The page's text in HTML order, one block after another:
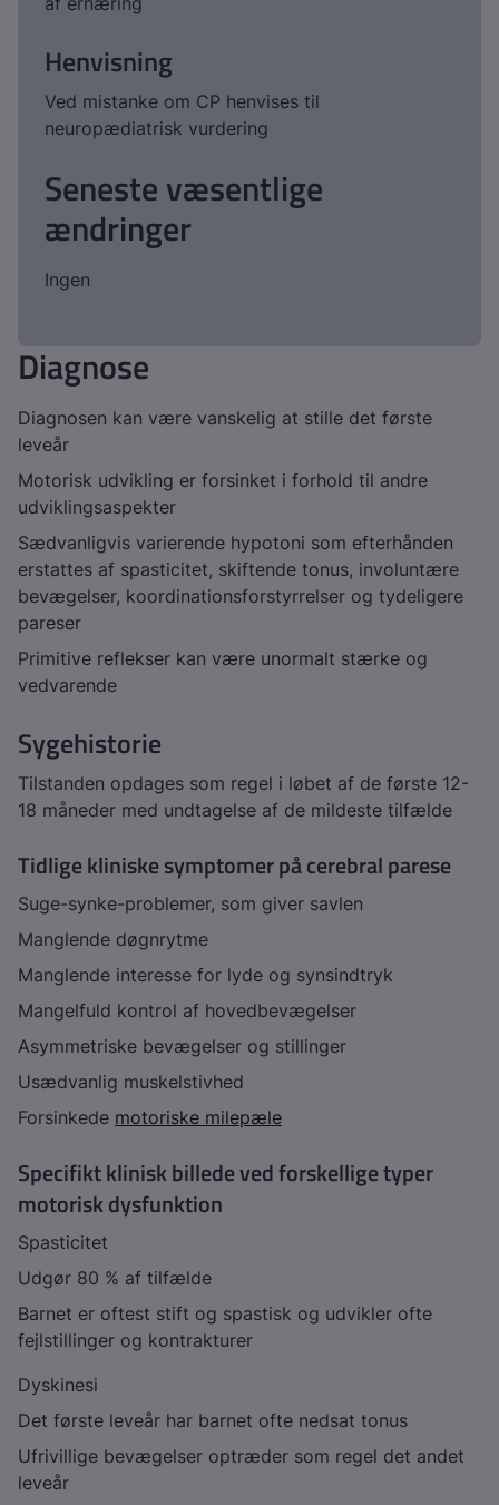
Henvisning
Ved mistanke om CP henvises til
neuropædiatrisk vurdering
Seneste væsentlige
ændringer
Ingen
Diagnose
Diagnosen kan være vanskelig at stille det første
leveår
Motorisk udvikling er forsinket i forhold til andre
udviklingsaspekter
Sædvanligvis varierende hypotoni som efterhånden
erstattes af spasticitet, skiftende tonus, involuntære
bevægelser, koordinationsforstyrrelser og tydeligere
pareser
Primitive reflekser kan være unormalt stærke og
vedvarende
Sygehistorie
Tilstanden opdages som regel i løbet af de første 12-
18 måneder med undtagelse af de mildeste tilfælde
Tidlige kliniske symptomer på cerebral parese
Suge-synke-problemer, som giver savlen
Manglende døgnrytme
Manglende interesse for lyde og synsindtryk
Mangelfuld kontrol af hovedbevægelser
Asymmetriske bevægelser og stillinger
Usædvanlig muskelstivhed
Forsinkede motoriske milepæle
Specifikt klinisk billede ved forskellige typer
motorisk dysfunktion
Spasticitet
Udgør 80 % af tilfælde
Barnet er oftest stift og spastisk og udvikler ofte
fejlstillinger og kontrakturer
Dyskinesi
Det første leveår har barnet ofte nedsat tonus
Ufrivillige bevægelser optræder som regel det andet
leveår